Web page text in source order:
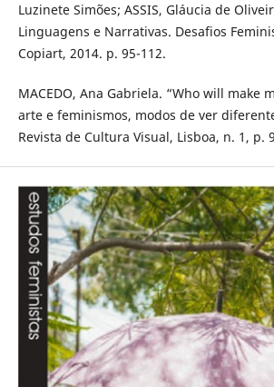
Luzinete Simões; ASSIS, Gláucia de
Linguagens e Narrativas. Desafios
Copiart, 2014. p. 95-112.
MACEDO, Ana Gabriela. “Who will make
arte e feminismos, modos de ver
Revista de Cultura Visual, Lisboa, n. 1, p.